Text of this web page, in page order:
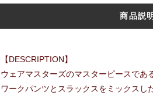
商品説明
【DESCRIPTION】
ウェアマスターズのマスターピースであ
ワークパンツとスラックスをミックスし